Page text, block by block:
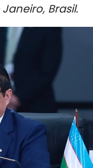
Brasil.